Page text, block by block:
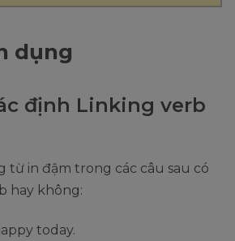
dụng
định Linking verb
từ in đậm trong các câu sau có
hay không:
today.